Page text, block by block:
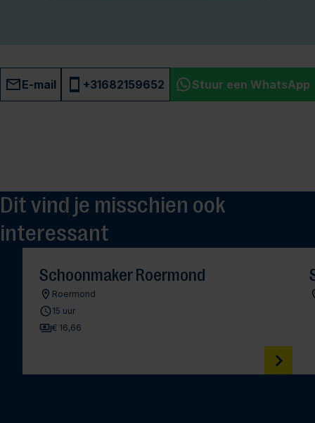
E-mail +31682159652 Stuur een WhatsApp
Dit vind je misschien ook
interessant
Schoonmaker Roermond
Roermond
15 uur
€ 16,66